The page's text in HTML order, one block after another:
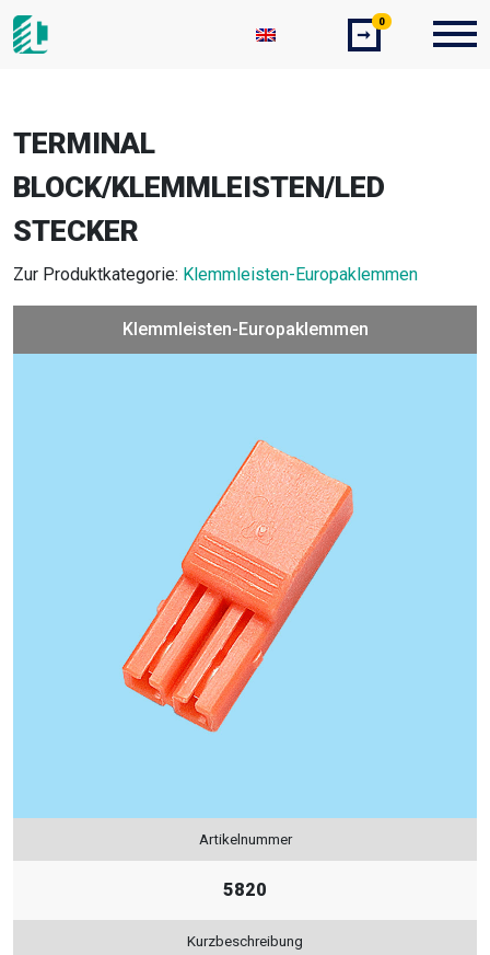
➞
0
TERMINAL
BLOCK/KLEMMLEISTEN/LED
STECKER
Zur Produktkategorie: Klemmleisten-Europaklemmen
Klemmleisten-Europaklemmen
Artikelnummer
5820
Kurzbeschreibung